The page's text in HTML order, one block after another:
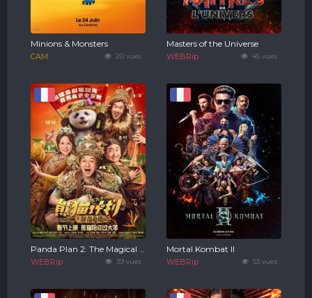
20 vues
Minions & Monsters
CAM 45 vues
Masters of the Universe
WEBRip
39 vues
Panda Plan 2: The Magical Tribe
WEBRip 53 vues
Mortal Kombat II
WEBRip